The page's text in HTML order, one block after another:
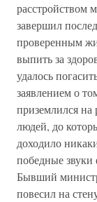
расстройством
завершил
проверенным
выпить за
удалось
заявлением о
приземлился
людей, до
доходило
победные звуки
Бывший
повесил на